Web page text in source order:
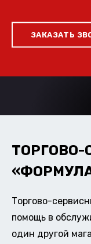
ЗАКАЗАТЬ
Торгово-
помощь в
один другой